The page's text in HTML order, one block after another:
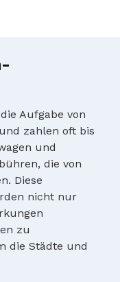
Aufgabe von
zahlen oft bis
und
die von
Diese
nicht nur
zu
die Städte und